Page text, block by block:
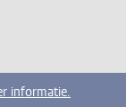
informatie.